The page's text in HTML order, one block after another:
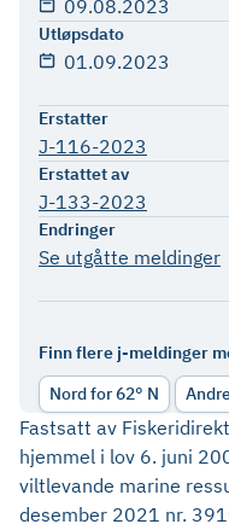
09.08.2023
Utløpsdato
01.09.2023
Erstatter
J-116-2023
Erstattet av
J-133-2023
Endringer
Se utgåtte meldinger
Finn flere j-meldinger
Nord for 62° N
Fastsatt av
hjemmel i lov 6. juni
viltlevande marine
desember 2021 nr.